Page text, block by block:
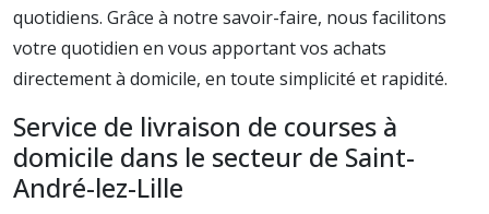
quotidiens. Grâce à notre savoir-faire, nous facilitons
votre quotidien en vous apportant vos achats
directement à domicile, en toute simplicité et rapidité.
Service de livraison de courses à
domicile dans le secteur de Saint-
André-lez-Lille